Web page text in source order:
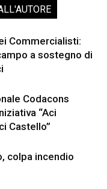
Commercialisti:
a sostegno di
Codacons
“Aci
Castello”
colpa incendio